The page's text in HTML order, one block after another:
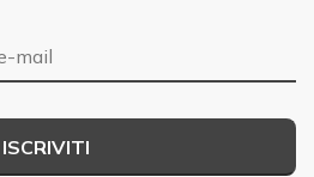
ISCRIVITI